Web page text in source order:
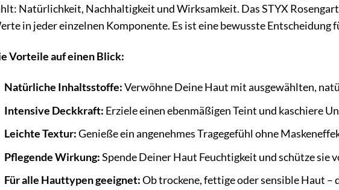
Natürlichkeit, Nachhaltigkeit und Wirksamkeit. Das STYX
in jeder einzelnen Komponente. Es ist eine bewusste
Vorteile auf einen Blick:
Natürliche Inhaltsstoffe:Verwöhne Deine Haut mit ausgewählten,
Intensive Deckkraft: Erziele einen ebenmäßigen Teint und kaschiere
Leichte Textur:Genieße ein angenehmes Tragegefühl ohne
Pflegende Wirkung:Spende Deiner Haut Feuchtigkeit und schütze sie
Für alle Hauttypen geeignet:Ob trockene, fettige oder sensible Haut –